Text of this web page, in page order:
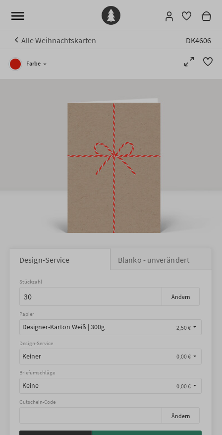
Alle Weihnachtskarten DK4606
Farbe
Design-Service Blanko - unverändert
Stückzahl
Ändern
Papier
Designer-Karton Weiß | 300g 2,50 €
Design-Service
Keiner 0,00 €
Briefumschläge
Keine 0,00 €
Gutschein-Code
Ändern